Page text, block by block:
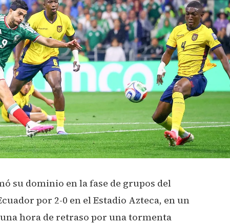
su dominio en la fase de grupos del
por 2-0 en el Estadio Azteca, en un
hora de retraso por una tormenta